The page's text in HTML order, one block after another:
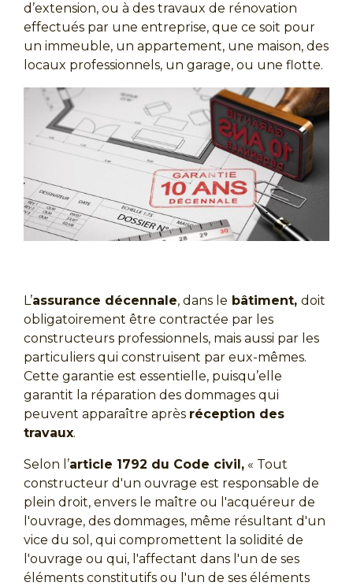
d’extension, ou à des travaux de rénovation
effectués par une entreprise, que ce soit pour
un immeuble, un appartement, une maison, des
locaux professionnels, un garage, ou une flotte.
L’assurance décennale, dans le bâtiment, doit
obligatoirement être contractée par les
constructeurs professionnels, mais aussi par les
particuliers qui construisent par eux-mêmes.
Cette garantie est essentielle, puisqu’elle
garantit la réparation des dommages qui
peuvent apparaître après réception des
travaux.
Selon l’article 1792 du Code civil,« Tout
constructeur d'un ouvrage est responsable de
plein droit, envers le maître ou l'acquéreur de
l'ouvrage, des dommages, même résultant d'un
vice du sol, qui compromettent la solidité de
l'ouvrage ou qui, l'affectant dans l'un de ses
éléments constitutifs ou l'un de ses éléments